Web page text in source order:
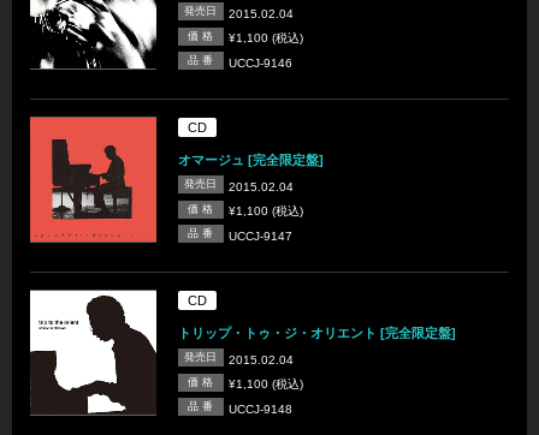
発売日 2015.02.04
価 格 ¥1,100 (税込)
品 番 UCCJ-9146
CD
オマージュ [完全限定盤]
発売日 2015.02.04
価 格 ¥1,100 (税込)
品 番 UCCJ-9147
CD
トリップ・トゥ・ジ・オリエント [完全限定盤]
発売日 2015.02.04
価 格 ¥1,100 (税込)
品 番 UCCJ-9148